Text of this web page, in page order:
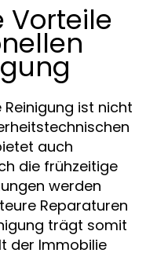
Vorteile
ist nicht
auch
die frühzeitige
werden
Reparaturen
trägt somit
der Immobilie